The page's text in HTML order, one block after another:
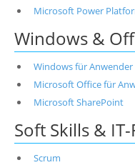
Microsoft Power
Windows &
Windows für Anwender
Microsoft Office für
Microsoft SharePoint
Soft Skills &
Scrum